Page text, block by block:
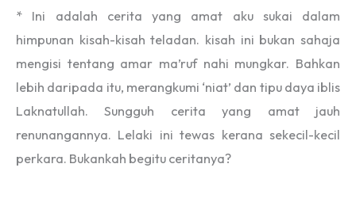
* Ini adalah cerita yang amat aku sukai dalam
himpunan kisah-kisah teladan. kisah ini bukan sahaja
mengisi tentang amar ma’ruf nahi mungkar. Bahkan
lebih daripada itu, merangkumi ‘niat’ dan tipu daya iblis
Laknatullah. Sungguh cerita yang amat jauh
renunangannya. Lelaki ini tewas kerana sekecil-kecil
perkara. Bukankah begitu ceritanya?